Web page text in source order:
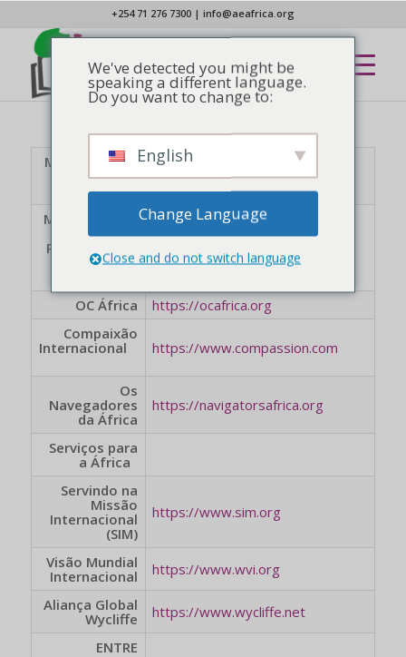
+254 71 276 7300| info@aeafrica.org
Missão para o
Interior da
África (AIM)
https://aimint.org
Ministérios de
Liderança e
Reconciliação
da África
https://www.alarm-inc.org
OC África
https://ocafrica.org
Compaixão
Internacional
https://www.compassion.com
Os
Navegadores
da África
https://navigatorsafrica.org
Serviços para
a África
Servindo na
Missão
Internacional
(SIM)
https://www.sim.org
Visão Mundial
Internacional
https://www.wvi.org
Aliança Global
Wycliffe
https://www.wycliffe.net
ENTRE
We've detected you might be
speaking a different language.
Do you want to change to:
English
Change Language
Close and do not switch language